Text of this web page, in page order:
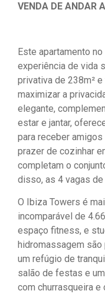
VENDA DE ANDAR
Este apartamento
experiência de vida
privativa de 238m²
maximizar a
elegante,
estar e jantar,
para receber
prazer de cozinhar
completam o
disso, as 4 vagas
O Ibiza Towers é
incomparável de
espaço fitness, e
hidromassagem
um refúgio de
salão de festas e
com churrasqueira